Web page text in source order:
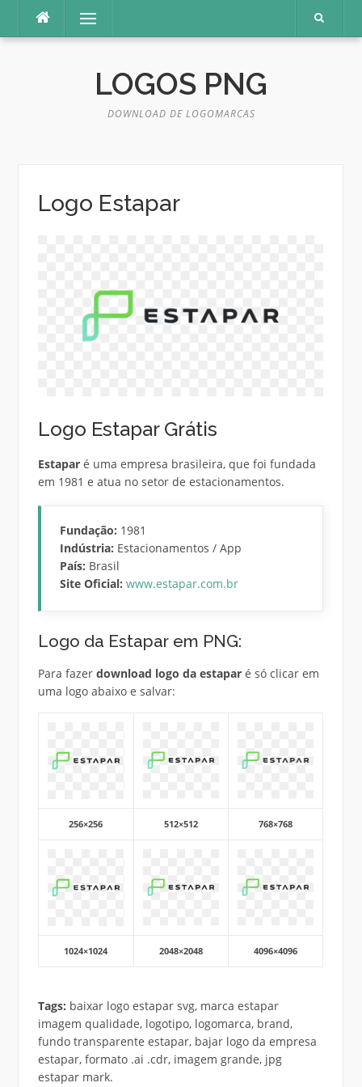
o
Menu
LOGOS PNG
DOWNLOAD DE LOGOMARCAS
Logo Estapar
Logo Estapar Grátis
Estaparé uma empresa brasileira, que foi fundada
em 1981 e atua no setor de estacionamentos.
Fundação: 1981
Indústria: Estacionamentos / App
País: Brasil
Site Oficial: www.estapar.com.br
Logo da Estapar em PNG:
Para fazer download logo da estaparé só clicar em
uma logo abaixo e salvar:
256×256 512×512 768×768
1024×1024 2048×2048 4096×4096
Tags: baixar logo estapar svg, marca estapar
imagem qualidade, logotipo, logomarca, brand,
fundo transparente estapar, bajar logo da empresa
estapar, formato .ai .cdr, imagem grande, jpg
estapar mark.